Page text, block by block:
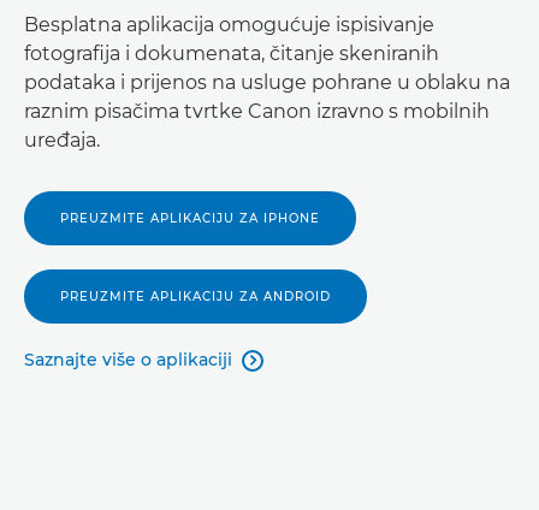
Besplatna aplikacija omogućuje ispisivanje
fotografija i dokumenata, čitanje skeniranih
podataka i prijenos na usluge pohrane u oblaku na
raznim pisačima tvrtke Canon izravno s mobilnih
uređaja.
PREUZMITE APLIKACIJU ZA IPHONE
PREUZMITE APLIKACIJU ZA ANDROID
Saznajte više o aplikaciji 